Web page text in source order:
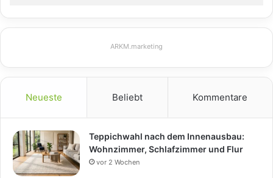
ARKM.marketing
Neueste Beliebt Kommentare
Teppichwahl nach dem Innenausbau:
Wohnzimmer, Schlafzimmer und Flur
vor 2 Wochen